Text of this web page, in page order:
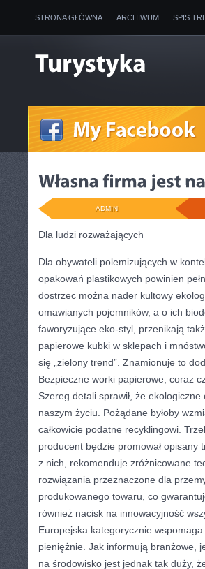
STRONA GŁÓWNA ARCHIWUM SPIS
ADMIN
Dla ludzi rozważających
Dla obywateli polemizujących w
opakowań plastikowych powinien
dostrzec można nader kultowy
omawianych pojemników, a o ich
faworyzujące eko-styl, przenikają
papierowe kubki w sklepach i
się „zielony trend”. Znamionuje to
Bezpieczne worki papierowe, coraz
Szereg detali sprawił, że
naszym życiu. Pożądane byłoby
całkowicie podatne recyklingowi.
producent będzie promował opisany
z nich, rekomenduje zróżnicowane
rozwiązania przeznaczone dla
produkowanego towaru, co
również nacisk na innowacyjność
Europejska kategorycznie
pieniężnie. Jak informują branżowe,
na środowisko jest jednak tak duży,